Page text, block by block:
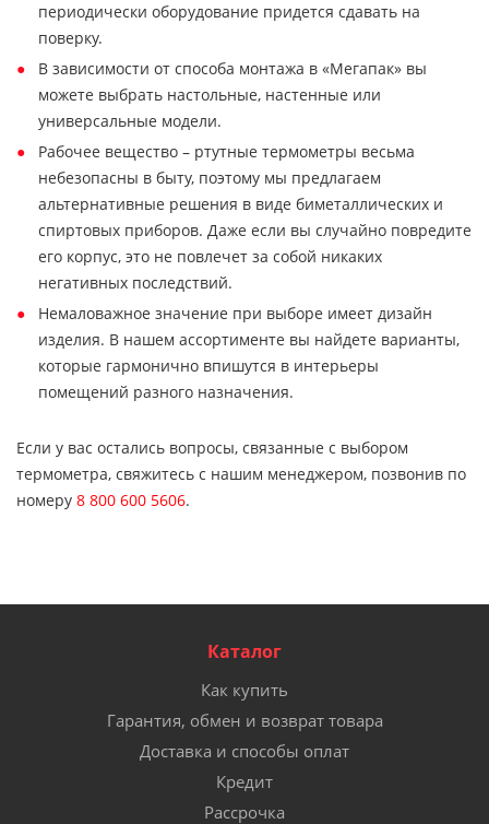
периодически оборудование придется сдавать на
поверку.
В зависимости от способа монтажа в «Мегапак» вы
можете выбрать настольные, настенные или
универсальные модели.
Рабочее вещество – ртутные термометры весьма
небезопасны в быту, поэтому мы предлагаем
альтернативные решения в виде биметаллических и
спиртовых приборов. Даже если вы случайно повредите
его корпус, это не повлечет за собой никаких
негативных последствий.
Немаловажное значение при выборе имеет дизайн
изделия. В нашем ассортименте вы найдете варианты,
которые гармонично впишутся в интерьеры
помещений разного назначения.
Если у вас остались вопросы, связанные с выбором
термометра, свяжитесь с нашим менеджером, позвонив по
номеру 8 800 600 5606.
Каталог
Как купить
Гарантия, обмен и возврат товара
Доставка и способы оплат
Кредит
Рассрочка